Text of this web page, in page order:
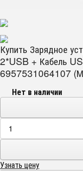
Купить Зарядное
2*USB + Кабель
6957531064107
Нет в наличии
Узнать цену